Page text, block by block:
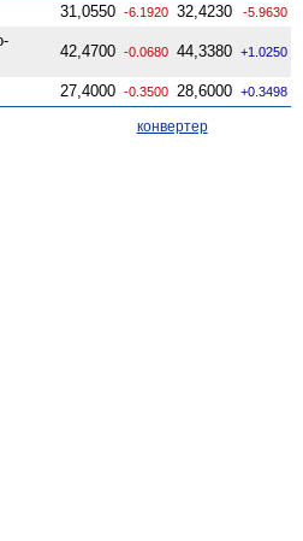
31,0550 -6.1920 32,4230 -5.9630
42,4700 -0.0680 44,3380 +1.0250
27,4000 -0.3500 28,6000 +0.3498
конвертер